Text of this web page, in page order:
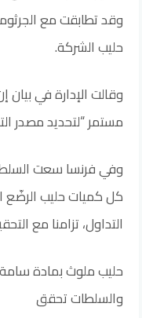
وقد تطابقت مع
حليب الشركة.
وقالت الإدارة في
مستمر “لتحديد مصدر
وفي فرنسا سعت
كل كميات حليب الرضّع
التداول، تزامنا مع
حليب ملوث بمادة سامة
والسلطات تحقق